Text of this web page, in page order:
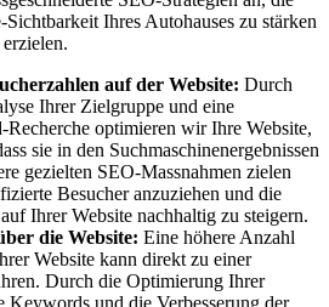
Ihres Autohauses zu stärken
auf der Website: Durch
Ihrer Zielgruppe und eine
optimieren wir Ihre Website,
sie in den Suchmaschinenergebnissen
gezielten SEO-Massnahmen zielen
Besucher anzuziehen und die
Ihrer Website nachhaltig zu steigern.
die Website: Eine höhere Anzahl
Website kann direkt zu einer
Durch die Optimierung Ihrer